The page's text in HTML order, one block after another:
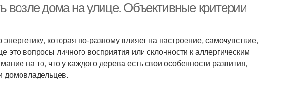
возле дома на улице. Объективные критерии
которая по-разному влияет на настроение, самочувствие,
вопросы личного восприятия или склонности к аллергическим
на то, что у каждого дерева есть свои особенности развития,
домовладельцев.